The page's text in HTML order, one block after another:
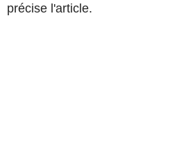
précise l'article.